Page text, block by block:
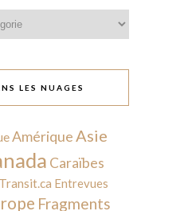
LES NUAGES
Amérique Asie
Caraïbes
Entrevues
Fragments